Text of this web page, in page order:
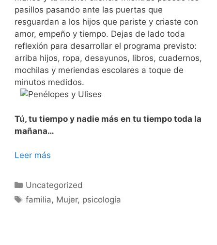
pasillos pasando ante las puertas que
resguardan a los hijos que pariste y criaste con
amor, empeño y tiempo. Dejas de lado toda
reflexión para desarrollar el programa previsto:
arriba hijos, ropa, desayunos, libros, cuadernos,
mochilas y meriendas escolares a toque de
minutos medidos.
Tú, tu tiempo y nadie más en tu tiempo toda la
mañana…
Leer más
Categorías
Uncategorized
Etiquetas
familia, Mujer, psicología